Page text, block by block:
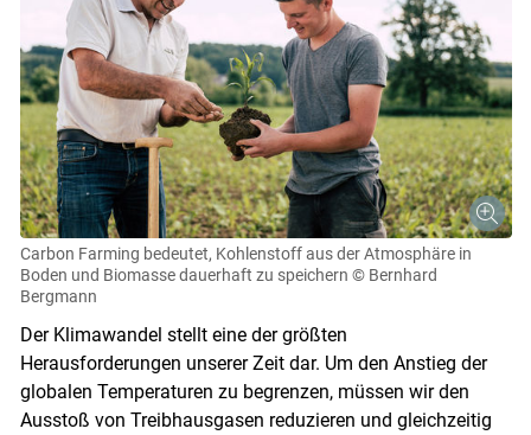
Carbon Farming bedeutet, Kohlenstoff aus der Atmosphäre in
Boden und Biomasse dauerhaft zu speichern © Bernhard
Bergmann
Der Klimawandel stellt eine der größten
Herausforderungen unserer Zeit dar. Um den Anstieg der
globalen Temperaturen zu begrenzen, müssen wir den
Ausstoß von Treibhausgasen reduzieren und gleichzeitig